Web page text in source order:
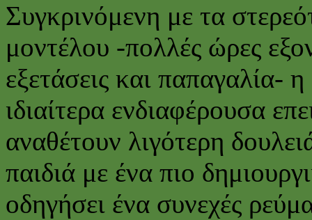
Συγκρινόμενη με τα
μοντέλου -πολλές ώρες
εξετάσεις και παπαγαλία- η
ιδιαίτερα ενδιαφέρουσα
αναθέτουν λιγότερη
παιδιά με ένα πιο
οδηγήσει ένα συνεχές